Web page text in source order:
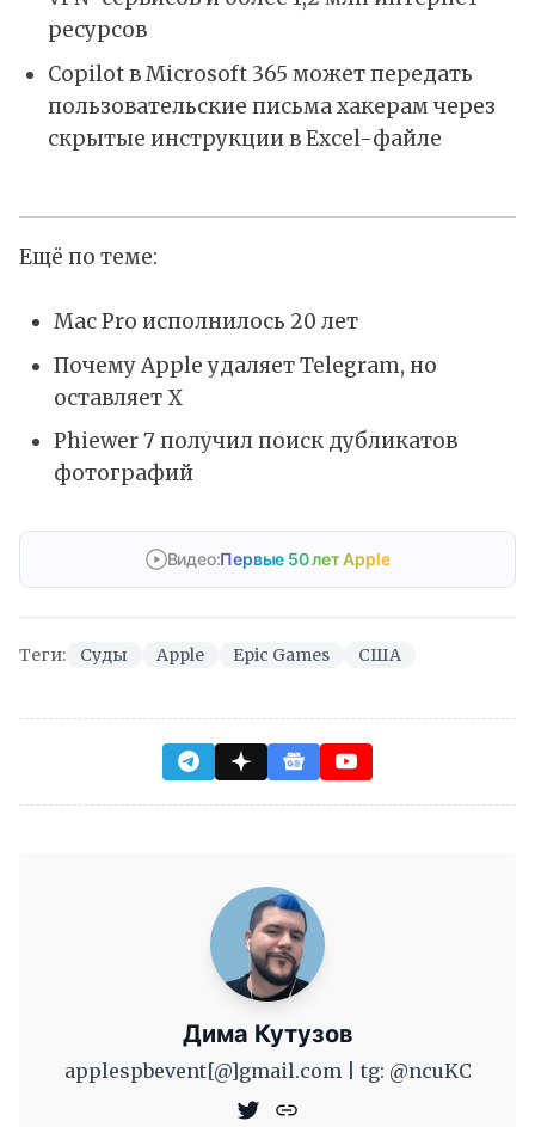
ресурсов
Copilot в Microsoft 365 может передать
пользовательские письма хакерам через
скрытые инструкции в Excel-файле
Ещё по теме:
Mac Pro исполнилось 20 лет
Почему Apple удаляет Telegram, но
оставляет X
Phiewer 7 получил поиск дубликатов
фотографий
Видео:Первые 50 лет Apple
Теги: Суды Apple Epic Games США
Дима Кутузов
applespbevent[@]gmail.com | tg: @ncuKC